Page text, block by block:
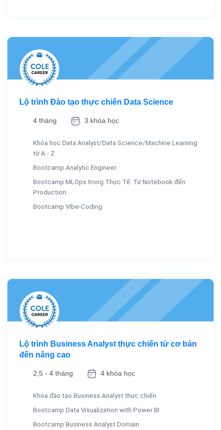
Lộ trình Đào tạo thực chiến Data Science
4 tháng 3 khóa học
Khóa học Data Analyst/Data Science/Machine Learning
từ A - Z
Bootcamp Analytic Engineer
Bootcamp MLOps trong Thực Tế: Từ Notebook đến
Production
Bootcamp Vibe-Coding
Lộ trình Business Analyst thực chiến từ cơ bản
đến nâng cao
2,5 - 4 tháng 4 khóa học
Khóa đào tạo Business Analyst thực chiến
Bootcamp Data Visualization with Power BI
Bootcamp Business Analyst Domain